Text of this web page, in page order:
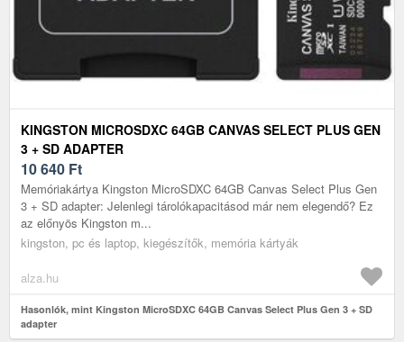
KINGSTON MICROSDXC 64GB CANVAS SELECT PLUS GEN
3 + SD ADAPTER
10 640 Ft
Memóriakártya Kingston MicroSDXC 64GB Canvas Select Plus Gen
3 + SD adapter: Jelenlegi tárolókapacitásod már nem elegendő? Ez
az előnyös Kingston m...
kingston, pc és laptop, kiegészítők, memória kártyák
alza.hu
Hasonlók, mint Kingston MicroSDXC 64GB Canvas Select Plus Gen 3 + SD
adapter